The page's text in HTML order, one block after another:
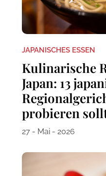
JAPANISCHES ESSEN
Kulinarische
Japan: 13
probieren
27 - Mai - 2026